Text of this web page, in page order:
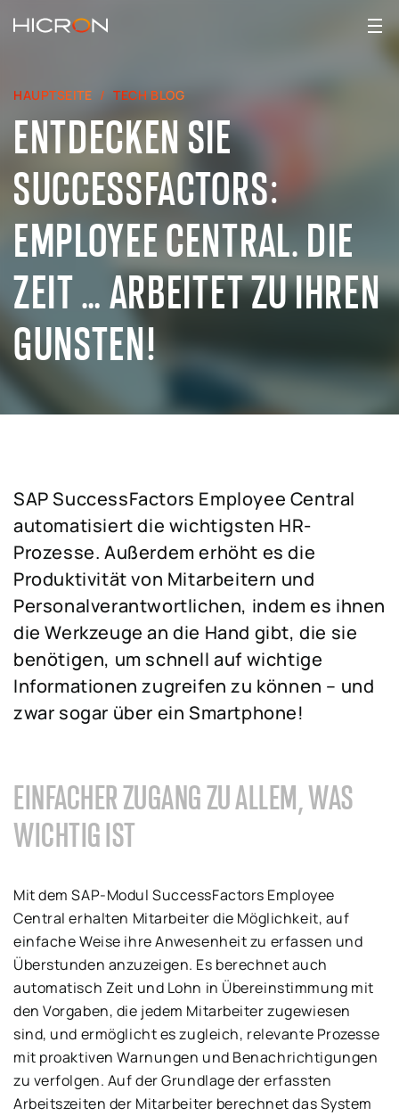
HAUPTSEITE TECH BLOG
ENTDECKEN SIE
SUCCESSFACTORS:
EMPLOYEE CENTRAL. DIE
ZEIT … ARBEITET ZU IHREN
GUNSTEN!
SAP SuccessFactors Employee Central
automatisiert die wichtigsten HR-
Prozesse. Außerdem erhöht es die
Produktivität von Mitarbeitern und
Personalverantwortlichen, indem es ihnen
die Werkzeuge an die Hand gibt, die sie
benötigen, um schnell auf wichtige
Informationen zugreifen zu können – und
zwar sogar über ein Smartphone!
EINFACHER ZUGANG ZU ALLEM, WAS
WICHTIG IST
Mit dem SAP-Modul SuccessFactors Employee
Central erhalten Mitarbeiter die Möglichkeit, auf
einfache Weise ihre Anwesenheit zu erfassen und
Überstunden anzuzeigen. Es berechnet auch
automatisch Zeit und Lohn in Übereinstimmung mit
den Vorgaben, die jedem Mitarbeiter zugewiesen
sind, und ermöglicht es zugleich, relevante Prozesse
mit proaktiven Warnungen und Benachrichtigungen
zu verfolgen. Auf der Grundlage der erfassten
Arbeitszeiten der Mitarbeiter berechnet das System